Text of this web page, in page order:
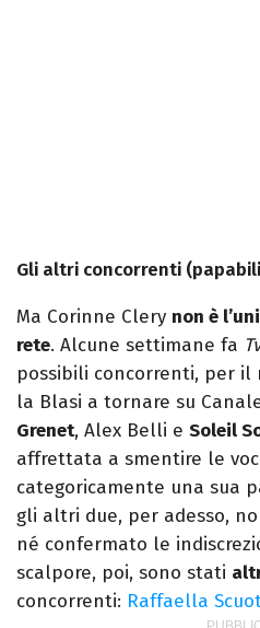
Gli altri concorrenti
Ma Corinne Clery non è
rete. Alcune settimane fa
possibili concorrenti, per il
la Blasi a tornare su
Grenet, Alex Belli e Soleil
affrettata a smentire le
categoricamente una sua
gli altri due, per adesso,
né confermato le
scalpore, poi, sono stati
concorrenti: Raffaella